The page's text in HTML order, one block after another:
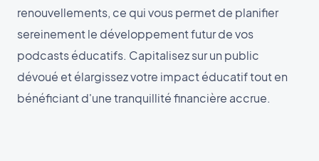
renouvellements, ce qui vous permet de planifier
sereinement le développement futur de vos
podcasts éducatifs. Capitalisez sur un public
dévoué et élargissez votre impact éducatif tout en
bénéficiant d'une tranquillité financière accrue.